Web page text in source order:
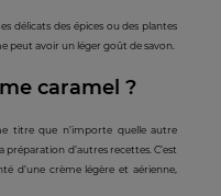
délicats des épices ou des plantes
peut avoir un léger goût de savon.
caramel ?
titre que n’importe quelle autre
d’autres recettes. C’est
d’une crème légère et aérienne,